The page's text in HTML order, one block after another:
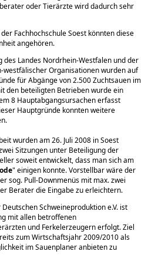
oder Tierärzte wird dadurch sehr
Fachhochschule Soest könnten diese
angehören.
Landes Nordrhein-Westfalen und der
Organisationen wurden auf
für Abgänge von 2.500 Zuchtsauen im
den beteiligten Betrieben wurde ein
8 Hauptabgangsursachen erfasst
Hauptgründe konnten weitere
wurden am 26. Juli 2008 in Soest
Sitzungen unter Beteiligung der
soweit entwickelt, dass man sich am
einigen konnte. Vorstellbar wäre der
sog. Pull-Downmenüs mit max. zwei
Berater die Eingabe zu erleichtern.
Schweineproduktion e.V. ist
mit allen betroffenen
und Ferkelerzeugern erfolgt. Ziel
zum Wirtschaftsjahr 2009/2010 als
im Sauenplaner anbieten zu